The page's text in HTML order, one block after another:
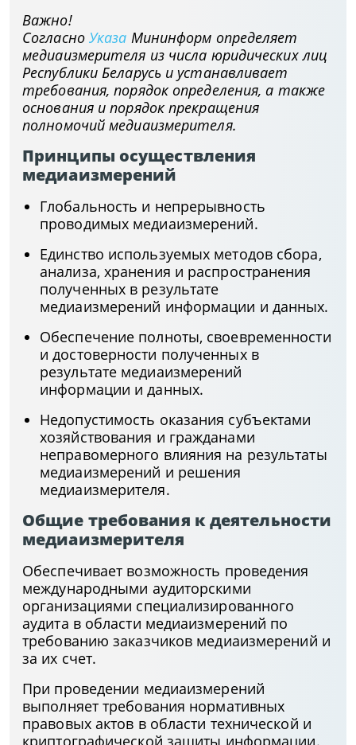
Важно!
Согласно Указа Мининформ определяет
медиаизмерителя из числа юридических лиц
Республики Беларусь и устанавливает
требования, порядок определения, а также
основания и порядок прекращения
полномочий медиаизмерителя.
Принципы осуществления
медиаизмерений
Глобальность и непрерывность
проводимых медиаизмерений.
Единство используемых методов сбора,
анализа, хранения и распространения
полученных в результате
медиаизмерений информации и данных.
Обеспечение полноты, своевременности
и достоверности полученных в
результате медиаизмерений
информации и данных.
Недопустимость оказания субъектами
хозяйствования и гражданами
неправомерного влияния на результаты
медиаизмерений и решения
медиаизмерителя.
Общие требования к деятельности
медиаизмерителя
Обеспечивает возможность проведения
международными аудиторскими
организациями специализированного
аудита в области медиаизмерений по
требованию заказчиков медиаизмерений и
за их счет.
При проведении медиаизмерений
выполняет требования нормативных
правовых актов в области технической и
криптографической защиты информации.